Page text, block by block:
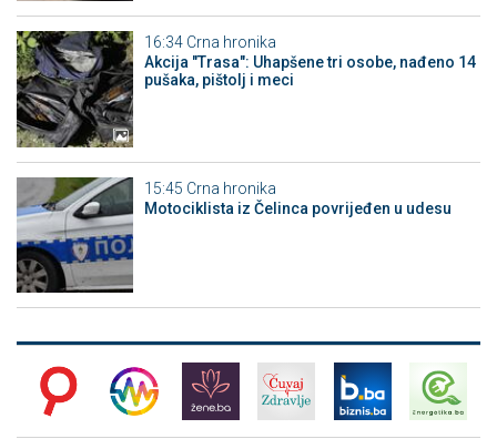
16:34 Crna hronika
Akcija "Trasa": Uhapšene tri osobe, nađeno 14
pušaka, pištolj i meci
15:45 Crna hronika
Motociklista iz Čelinca povrijeđen u udesu